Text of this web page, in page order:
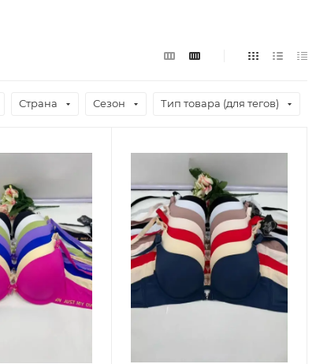
Страна Сезон Тип товара (для тегов)